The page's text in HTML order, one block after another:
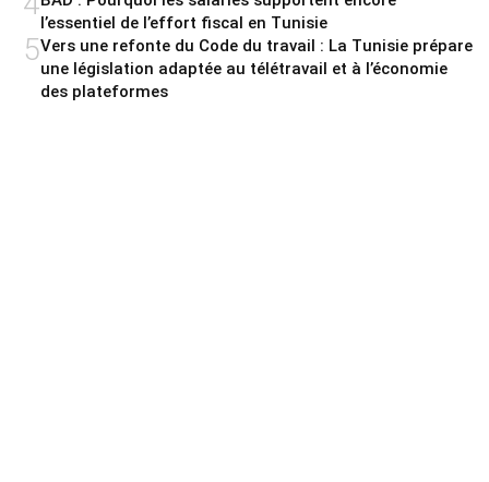
l’essentiel de l’effort fiscal en Tunisie
5Vers une refonte du Code du travail : La Tunisie prépare
une législation adaptée au télétravail et à l’économie
des plateformes